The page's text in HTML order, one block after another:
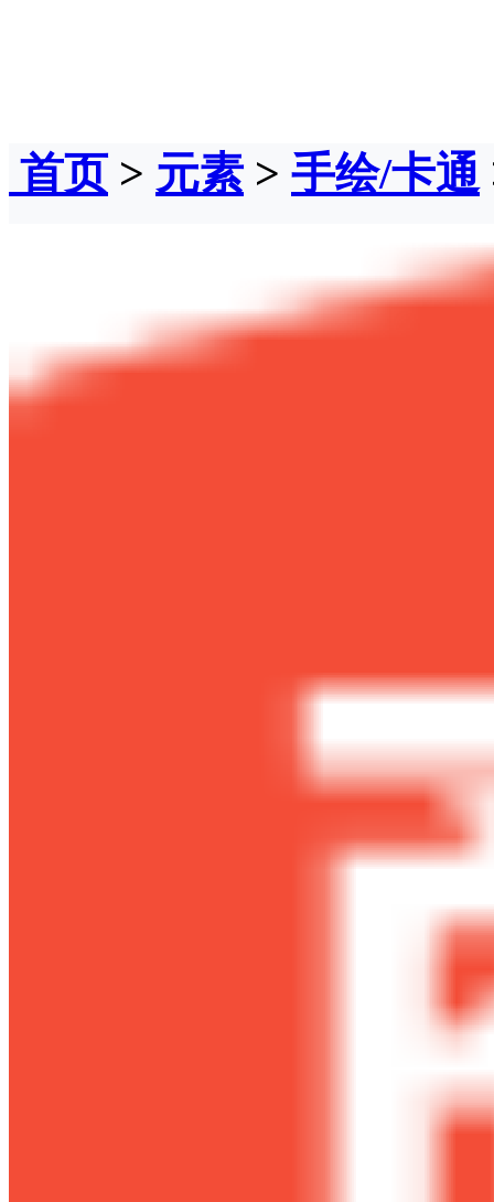
首页> 元素 > 手绘/卡通